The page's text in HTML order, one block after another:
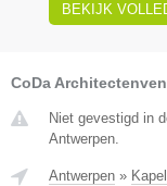
BEKIJK
CoDa
Niet gevestigd in
Antwerpen.
Antwerpen »